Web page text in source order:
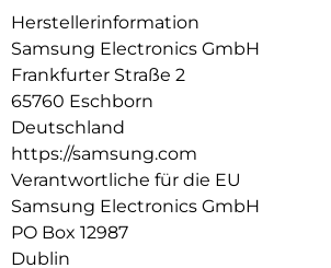
Herstellerinformation
Samsung Electronics GmbH
Frankfurter Straße 2
65760 Eschborn
Deutschland
https://samsung.com
Verantwortliche für die EU
Samsung Electronics GmbH
PO Box 12987
Dublin